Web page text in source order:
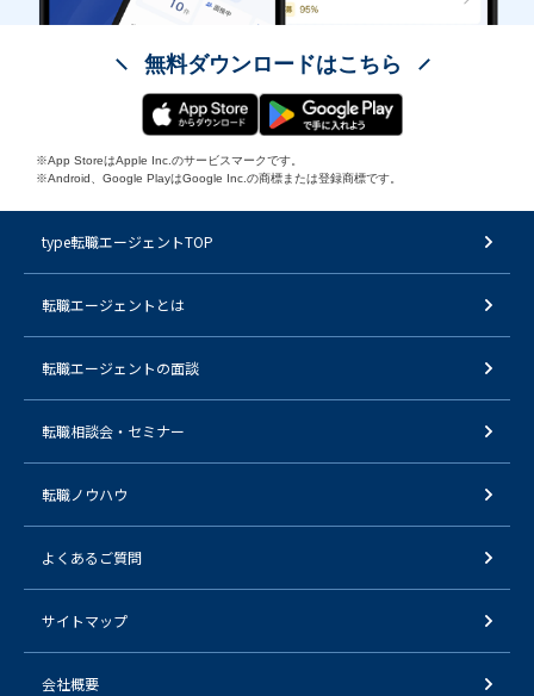
無料ダウンロードはこちら
※App StoreはApple Inc.のサービスマークです。
※Android、Google PlayはGoogle Inc.の商標または登録商標です。
type転職エージェントTOP
転職エージェントとは
転職エージェントの面談
転職相談会・セミナー
転職ノウハウ
よくあるご質問
サイトマップ
会社概要